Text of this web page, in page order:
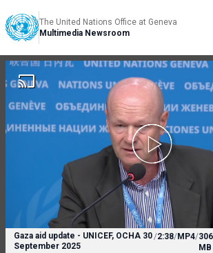
The United Nations Office at Geneva
Multimedia Newsroom
Gaza aid update - UNICEF, OCHA 30
September 2025
/2:38/MP4/
MB